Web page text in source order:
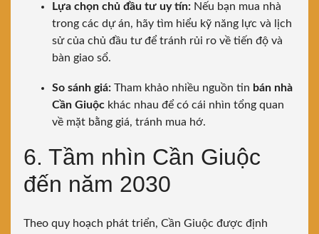
Lựa chọn chủ đầu tư uy tín: Nếu bạn mua nhà
trong các dự án, hãy tìm hiểu kỹ năng lực và lịch
sử của chủ đầu tư để tránh rủi ro về tiến độ và
bàn giao sổ.
So sánh giá: Tham khảo nhiều nguồn tin bán nhà
Cần Giuộc khác nhau để có cái nhìn tổng quan
về mặt bằng giá, tránh mua hớ.
6. Tầm nhìn Cần Giuộc
đến năm 2030
Theo quy hoạch phát triển, Cần Giuộc được định